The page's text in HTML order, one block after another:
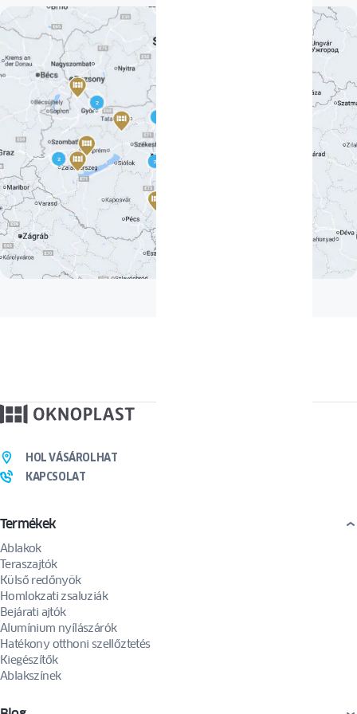
Termékek
Ablakok
Teraszajtók
Külső redőnyök
Homlokzati zsaluziák
Bejárati ajtók
Alumínium nyílászárók
Hatékony otthoni szellőztetés
Kiegészítők
Ablakszínek
HOL VÁSÁROLHAT
KAPCSOLAT